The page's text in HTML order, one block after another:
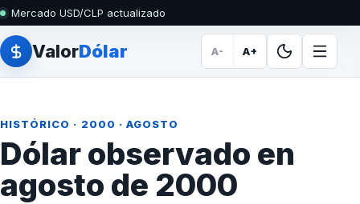
Mercado USD/CLP actualizado
ValorDólar A- A+
HISTÓRICO · 2000 · AGOSTO
Dólar observado en
agosto de 2000